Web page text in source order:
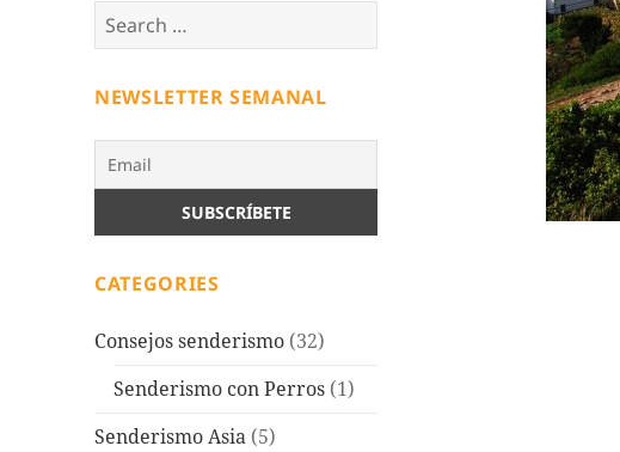
Search
for:
NEWSLETTER SEMANAL
CATEGORIES
Consejos senderismo (32)
Senderismo con Perros (1)
Senderismo Asia (5)